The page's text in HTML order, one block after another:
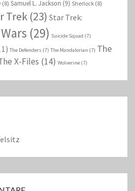
(8) Samuel L. Jackson (9) Sherlock (8)
Trek (23) Star Trek:
(29) Suicide Squad (7)
The Defenders (7) The Mandalorian (7) The
X-Files (14) Wolverine (7)